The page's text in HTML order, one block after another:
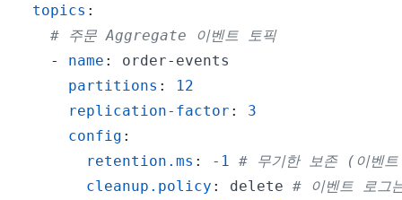
topics :
# 주문 Aggregate 이벤트 토픽
-
name : order-
partitions :
12
replication-factor :
3
config :
retention.ms : -1
# 무기한 보존 (이벤
cleanup.policy : delete # 이벤트 로그